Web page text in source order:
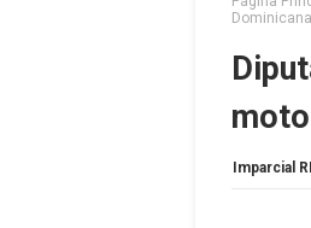
Dominicana
Imparcial